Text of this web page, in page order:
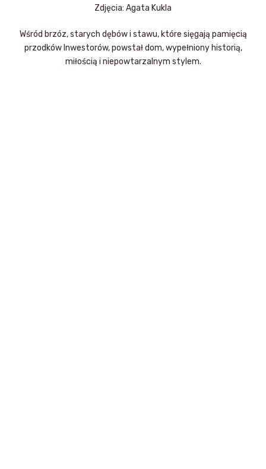
Zdjęcia: Agata Kukla
Wśród brzóz, starych dębów i stawu, które sięgają pamięcią
przodków Inwestorów, powstał dom, wypełniony historią,
miłością i niepowtarzalnym stylem.